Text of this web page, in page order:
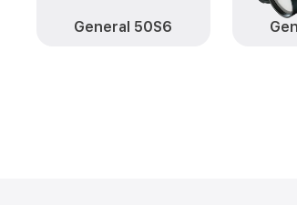
General 50S6